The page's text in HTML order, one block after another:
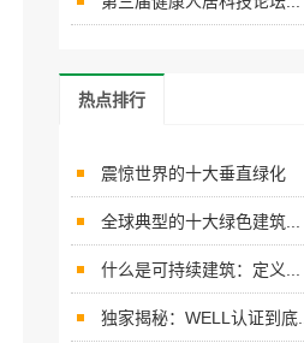
热点排行
震惊世界的十大垂直绿化
全球典型的十大绿色建筑...
什么是可持续建筑：定义...
独家揭秘：WELL认证到底...